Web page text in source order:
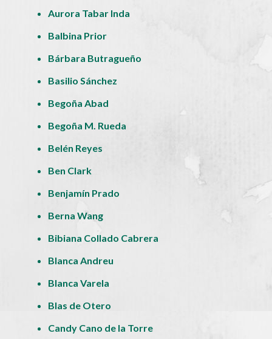
Aurora Tabar Inda
Balbina Prior
Bárbara Butragueño
Basilio Sánchez
Begoña Abad
Begoña M. Rueda
Belén Reyes
Ben Clark
Benjamín Prado
Berna Wang
Bibiana Collado Cabrera
Blanca Andreu
Blanca Varela
Blas de Otero
Candy Cano de la Torre